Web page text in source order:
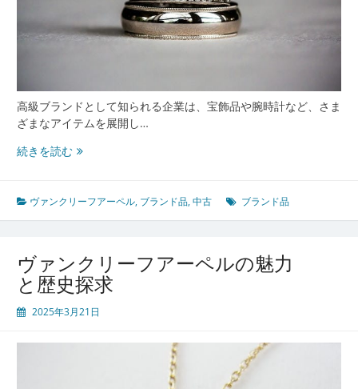
高級ブランドとして知られる企業は、宝飾品や腕時計など、さま
ざまなアイテムを展開し…
続きを読むヴ
ク
リ
ア
ー
ル
ヴァンクリーフアーペル, ブランド品,中古 ブランド品
ヴァンクリーフアーペルの魅力
と歴史探求
2025年3月21日